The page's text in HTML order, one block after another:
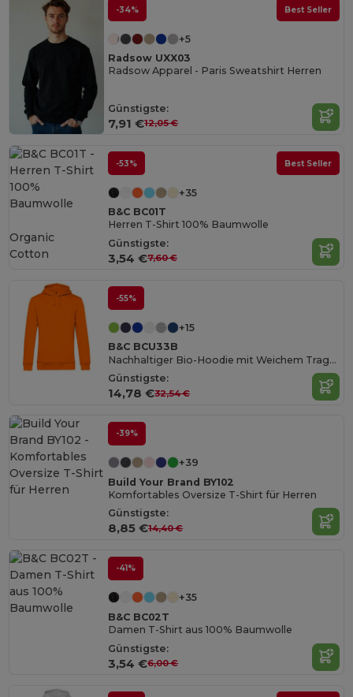
-34% Best Seller
+5
Radsow UXX03
Radsow Apparel - Paris Sweatshirt Herren
Günstigste:
7,91 €12,05 €
-53% Best Seller
+35
B&C BC01T
Herren T-Shirt 100% Baumwolle
Günstigste:
3,54 €7,60 €
Organic
Cotton
-55%
+15
B&C BCU33B
Nachhaltiger Bio-Hoodie mit Weichem Tragekomfort
Günstigste:
14,78 €32,54 €
-39%
+39
Build Your Brand BY102
Komfortables Oversize T-Shirt für Herren
Günstigste:
8,85 €14,40 €
-41%
+35
B&C BC02T
Damen T-Shirt aus 100% Baumwolle
Günstigste:
3,54 €6,00 €